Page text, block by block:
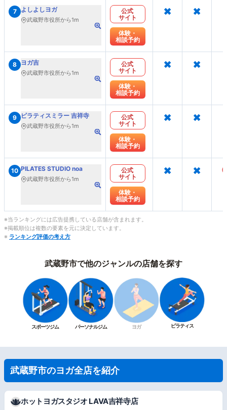
7 よしよしヨガ
武蔵野市役所から1m
公式
サイト
体験・
相談予約
× ×
8 ヨガ吉
武蔵野市役所から1m
公式
サイト
体験・
相談予約
× ×
9 ピラティスミラー 吉祥寺
武蔵野市役所から1m
公式
サイト
体験・
相談予約
× ×
10 PILATES STUDIO noa
武蔵野市役所から1m
公式
サイト
体験・
相談予約
× ×
※当ランキングには広告提携している店舗が含まれます。
※掲載順位は複数の要素を元に決定しています。
※ ランキング評価の考え方
武蔵野市で他のジャンルの店舗を探す
スポーツジム パーソナルジム ヨガ ピラティス
武蔵野市のヨガ全店を紹介
ホットヨガスタジオ LAVA吉祥寺店